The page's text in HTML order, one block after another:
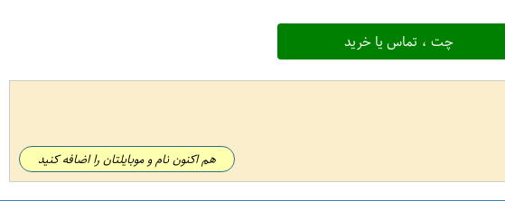
چت ، تماس یا خرید
هم اکنون نام و موبایلتان را اضافه کنید